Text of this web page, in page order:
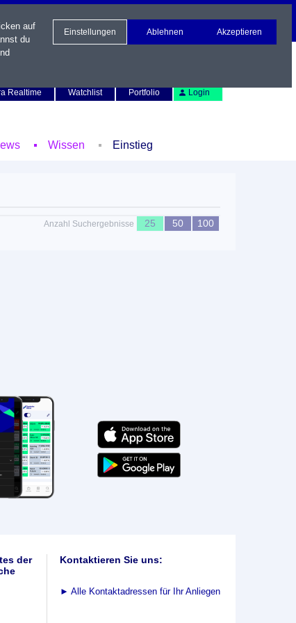
Realtime
Watchlist Portfolio Login
Wissen Einstieg
Anzahl Suchergebnisse 25 50 100
auf
du
Einstellungen Ablehnen Akzeptieren
der
Kontaktieren Sie uns:
► Alle Kontaktadressen für Ihr Anliegen